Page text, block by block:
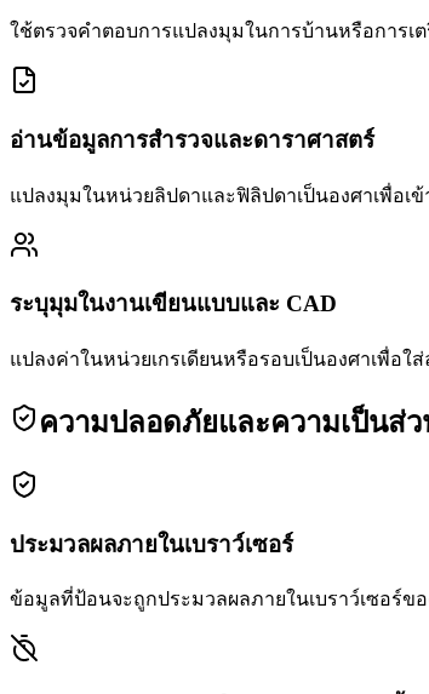
ใช้ตรวจคำตอบการแปลงมุมในการบ้านหรือการเ
อ่านข้อมูลการสำรวจและดาราศาสตร์
แปลงมุมในหน่วยลิปดาและฟิลิปดาเป็นองศาเพื่อเข้
ระบุมุมในงานเขียนแบบและ CAD
แปลงค่าในหน่วยเกรเดียนหรือรอบเป็นองศาเพื่อใ
ความปลอดภัยและความเป็นส่
ประมวลผลภายในเบราว์เซอร์
ข้อมูลที่ป้อนจะถูกประมวลผลภายในเบราว์เซอร์